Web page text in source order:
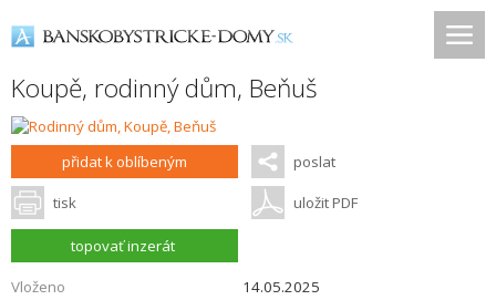
Koupě, rodinný dům, Beňuš
přidat k oblíbeným poslat
tisk uložit PDF
topovať inzerát
Vloženo
14.05.2025